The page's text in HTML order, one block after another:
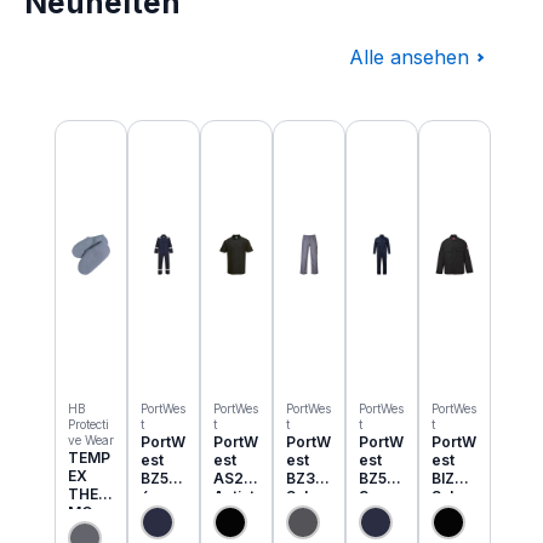
Alle ansehen
Produktgalerie überspringen
HB
Protecti
ve Wear
TEMP
EX
THER
MO
Einzie
PortWes
t
PortW
est
BZ50
6
Classi
c
PortWes
t
PortW
est
AS21
Antist
atik
ESD
PortWes
t
PortW
est
BZ31
Schw
eisser
Cargo
PortWes
t
PortW
est
BZ52
3
Bizwe
ld
PortWes
t
PortW
est
BIZ2
Schw
eisser
Jacke